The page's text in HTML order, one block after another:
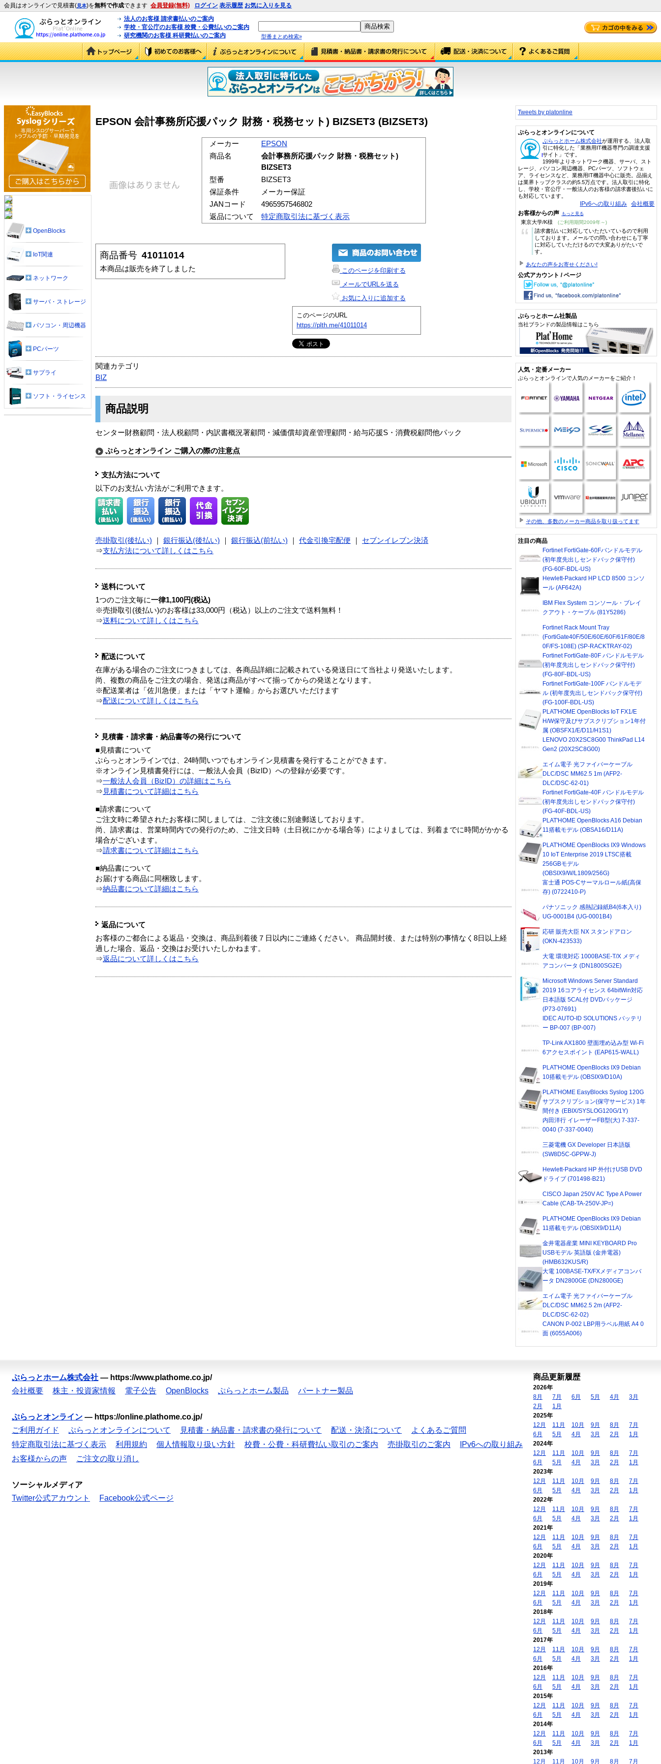
会員はオンラインで見積書(見本)を無料で作成できます 会員登録(無料) ログイン 表示履歴 お気に入りを見る
法人のお客様 請求書払いのご案内
学校・官公庁のお客様 校費・公費払いのご案内
研究機関のお客様 科研費払いのご案内
型番まとめ検索»
EPSON 会計事務所応援パック 財務・税務セット) BIZSET3 (BIZSET3)
メーカー
EPSON
商品名
会計事務所応援パック 財務・税務セット)
BIZSET3
型番
BIZSET3
保証条件
メーカー保証
JANコード
4965957546802
返品について
特定商取引法に基づく表示
商品番号 41011014
本商品は販売を終了しました
このページを印刷する
メールでURLを送る
お気に入りに追加する
このページのURL
https://plth.me/41011014
関連カテゴリ
BIZ
商品説明
センター財務顧問・法人税顧問・内訳書概況署顧問・減価償却資産管理顧問・給与応援S・消費税顧問他パック
ぷらっとオンライン ご購入の際の注意点
支払方法について
以下のお支払い方法がご利用できます。
売掛取引(後払い) 銀行振込(後払い) 銀行振込(前払い) 代金引換宅配便
セブンイレブン決済
⇒支払方法について詳しくはこちら
送料について
1つのご注文毎に一律1,100円(税込)
※売掛取引(後払い)のお客様は33,000円（税込）以上のご注文で送料無料！
⇒送料について詳しくはこちら
配送について
在庫がある場合のご注文につきましては、各商品詳細に記載されている発送日にて当社より発送いたします。
尚、複数の商品をご注文の場合、発送は商品がすべて揃ってからの発送となります。
※配送業者は「佐川急便」または「ヤマト運輸」からお選びいただけます
⇒配送について詳しくはこちら
見積書・請求書・納品書等の発行について
■見積書について
ぷらっとオンラインでは、24時間いつでもオンライン見積書を発行することができます。
※オンライン見積書発行には、一般法人会員（BizID）への登録が必要です。
⇒一般法人会員（BizID）の詳細はこちら
⇒ 見積書について詳細はこちら
■請求書について
ご注文時に希望されたお客様に関しましては、ご注文後に別途郵送しております。
尚、請求書は、営業時間内での発行のため、ご注文日時（土日祝にかかる場合等）によりましては、到着までに時間がかかる
場合がございます。
⇒請求書について詳細はこちら
■納品書について
お届けする商品に同梱致します。
⇒納品書について詳細はこちら
返品について
お客様のご都合による返品・交換は、商品到着後７日以内にご連絡ください。 商品開封後、または特別の事情なく8日以上経
過した場合、返品・交換はお受けいたしかねます。
⇒返品について詳しくはこちら
OpenBlocks
IoT関連
ネットワーク
サーバ・ストレージ
パソコン・周辺機器
PCパーツ
サプライ
ソフト・ライセンス
Tweets by platonline
ぷらっとオンラインについて
ぷらっとホーム株式会社が運用する、法人取
引に特化した「業務用IT機器専門の調達支援
サイト」です。
1999年よりネットワーク機器、サーバ、スト
レージ、パソコン周辺機器、PCパーツ、ソフトウェ
ア、ライセンスなど、業務用IT機器中心に販売。品揃え
は業界トップクラスの約5.5万点です。法人取引に特化
し、学校・官公庁・一般法人のお客様の請求書後払いに
も対応しています。
IPv6への取り組み 会社概要
お客様からの声 もっと見る
東京大学/K様 (ご利用期間2009年～)
“
請求書払いに対応していただいているので利用
しております。メールでの問い合わせにも丁寧
に対応していただけるので大変ありがたいで
す。
あなたの声をお寄せください!
公式アカウント / ページ
ぷらっとホーム社製品
当社ブランドの製品情報はこちら
人気・定番メーカー
ぷらっとオンラインで人気のメーカーをご紹介！
その他、多数のメーカー商品を取り扱ってます
注目の商品
Fortinet FortiGate-60Fバンドルモデル
(初年度先出しセンドバック保守付)
(FG-60F-BDL-US)
Hewlett-Packard HP LCD 8500 コンソ
ール (AF642A)
IBM Flex System コンソール・ブレイ
クアウト・ケーブル (81Y5286)
Fortinet Rack Mount Tray
(FortiGate40F/50E/60E/60F/61F/80E/8
0F/FS-108E) (SP-RACKTRAY-02)
Fortinet FortiGate-80F バンドルモデル
(初年度先出しセンドバック保守付)
(FG-80F-BDL-US)
Fortinet FortiGate-100F バンドルモデ
ル (初年度先出しセンドバック保守付)
(FG-100F-BDL-US)
PLAT'HOME OpenBlocks IoT FX1/E
H/W保守及びサブスクリプション1年付
属 (OBSFX1/E/D11/H1S1)
LENOVO 20X2SC8G00 ThinkPad L14
Gen2 (20X2SC8G00)
エイム電子 光ファイバーケーブル
DLC/DSC MM62.5 1m (AFP2-
DLC/DSC-62-01)
Fortinet FortiGate-40F バンドルモデル
(初年度先出しセンドバック保守付)
(FG-40F-BDL-US)
PLAT'HOME OpenBlocks A16 Debian
11搭載モデル (OBSA16/D11A)
PLAT'HOME OpenBlocks IX9 Windows
10 IoT Enterprise 2019 LTSC搭載
256GBモデル
(OBSIX9/W/L1809/256G)
富士通 POS-Cサーマルロール紙(高保
存) (0722410-P)
パナソニック 感熱記録紙B4(6本入り)
UG-0001B4 (UG-0001B4)
応研 販売大臣 NX スタンドアロン
(OKN-423533)
大電 環境対応 1000BASE-T/X メディ
アコンバータ (DN1800SG2E)
Microsoft Windows Server Standard
2019 16コアライセンス 64bitWin対応
日本語版 5CAL付 DVDパッケージ
(P73-07691)
IDEC AUTO-ID SOLUTIONS バッテリ
ー BP-007 (BP-007)
TP-Link AX1800 壁面埋め込み型 Wi-Fi
6アクセスポイント (EAP615-WALL)
PLAT'HOME OpenBlocks IX9 Debian
10搭載モデル (OBSIX9/D10A)
PLAT'HOME EasyBlocks Syslog 120G
サブスクリプション(保守サービス) 1年
間付き (EBIX/SYSLOG120G/1Y)
内田洋行 イレーザーFB型(大) 7-337-
0040 (7-337-0040)
三菱電機 GX Developer 日本語版
(SW8D5C-GPPW-J)
Hewlett-Packard HP 外付けUSB DVD
ドライブ (701498-B21)
CISCO Japan 250V AC Type A Power
Cable (CAB-TA-250V-JP=)
PLAT'HOME OpenBlocks IX9 Debian
11搭載モデル (OBSIX9/D11A)
金井電器産業 MINI KEYBOARD Pro
USBモデル 英語版 (金井電器)
(HMB632KUS/R)
大電 100BASE-TX/FXメディアコンバ
ータ DN2800GE (DN2800GE)
エイム電子 光ファイバーケーブル
DLC/DSC MM62.5 2m (AFP2-
DLC/DSC-62-02)
CANON P-002 LBP用ラベル用紙 A4 0
面 (6055A006)
ぷらっとホーム株式会社 — https://www.plathome.co.jp/
会社概要
株主・投資家情報 電子公告 OpenBlocks ぷらっとホーム製品 パートナー製品
ぷらっとオンライン — https://online.plathome.co.jp/
ご利用ガイド
ぷらっとオンラインについて 見積書・納品書・請求書の発行について 配送・決済について
よくあるご質問
特定商取引法に基づく表示
利用規約 個人情報取り扱い方針 校費・公費・科研費払い取引のご案内 売掛取引のご案内
IPv6への取り組み
お客様からの声
ご注文の取り消し
ソーシャルメディア
Twitter公式アカウント
Facebook公式ページ
商品更新履歴
2026年
8月
7月 6月 5月 4月
3月
2月
1月
2025年
12月
11月 10月 9月 8月
7月
6月
5月 4月 3月 2月
1月
2024年
12月
11月 10月 9月 8月
7月
6月
5月 4月 3月 2月
1月
2023年
12月
11月 10月 9月 8月
7月
6月
5月 4月 3月 2月
1月
2022年
12月
11月 10月 9月 8月
7月
6月
5月 4月 3月 2月
1月
2021年
12月
11月 10月 9月 8月
7月
6月
5月 4月 3月 2月
1月
2020年
12月
11月 10月 9月 8月
7月
6月
5月 4月 3月 2月
1月
2019年
12月
11月 10月 9月 8月
7月
6月
5月 4月 3月 2月
1月
2018年
12月
11月 10月 9月 8月
7月
6月
5月 4月 3月 2月
1月
2017年
12月
11月 10月 9月 8月
7月
6月
5月 4月 3月 2月
1月
2016年
12月
11月 10月 9月 8月
7月
6月
5月 4月 3月 2月
1月
2015年
12月
11月 10月 9月 8月
7月
6月
5月 4月 3月 2月
1月
2014年
12月
11月 10月 9月 8月
7月
6月
5月 4月 3月 2月
1月
2013年
12月
11月 10月 9月 8月 7月